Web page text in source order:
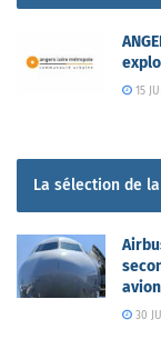
15
La sélection de
30